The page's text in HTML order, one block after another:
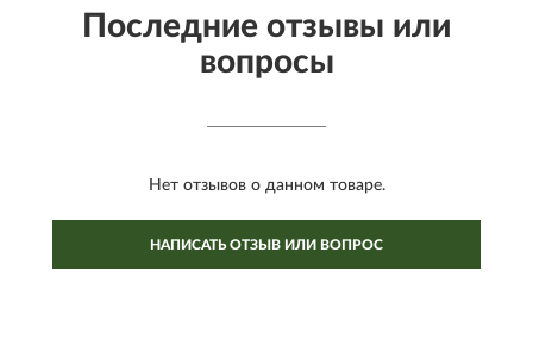
Последние отзывы или
вопросы
Нет отзывов о данном товаре.
НАПИСАТЬ ОТЗЫВ ИЛИ ВОПРОС